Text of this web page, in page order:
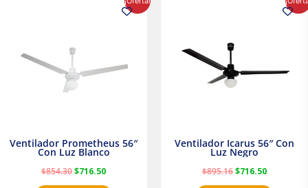
Ventilador Prometheus 56″
Con Luz Blanco
$854.30$716.50
precio
actual
Ventilador Icarus 56″ Con
Luz Negro
$895.16$716.50
precio
actual